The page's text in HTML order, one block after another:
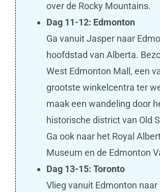
over de Rocky Mountains.
Dag 11-12: Edmonton
Ga vanuit Jasper naar
hoofdstad van Alberta.
West Edmonton Mall, een
grootste winkelcentra ter
maak een wandeling door
historische district van Old
Ga ook naar het Royal
Museum en de Edmonton
Dag 13-15: Toronto
Vlieg vanuit Edmonton naar